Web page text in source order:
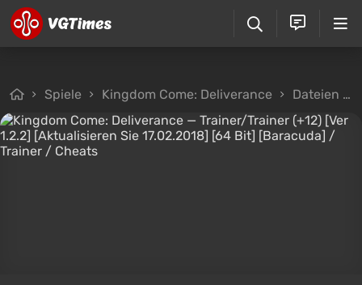
Spiele Kingdom Come: Deliverance Dateien